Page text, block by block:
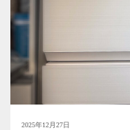
2025年12月27日